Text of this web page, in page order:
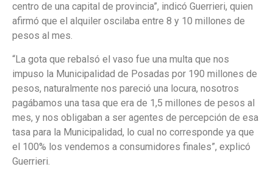
centro de una capital de provincia”, indicó Guerrieri, quien
afirmó que el alquiler oscilaba entre 8 y 10 millones de
pesos al mes.
“La gota que rebalsó el vaso fue una multa que nos
impuso la Municipalidad de Posadas por 190 millones de
pesos, naturalmente nos pareció una locura, nosotros
pagábamos una tasa que era de 1,5 millones de pesos al
mes, y nos obligaban a ser agentes de percepción de esa
tasa para la Municipalidad, lo cual no corresponde ya que
el 100% los vendemos a consumidores finales”, explicó
Guerrieri.